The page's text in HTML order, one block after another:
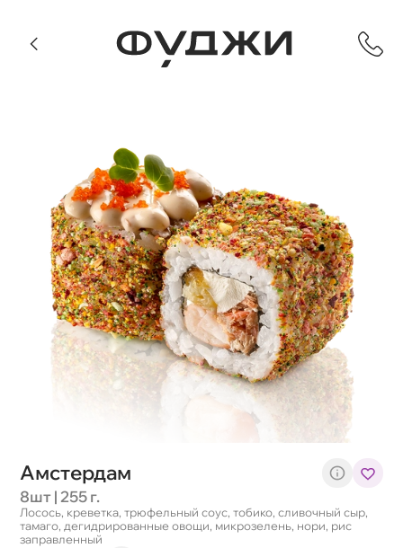
Амстердам
8шт | 255 г.
Лосось, креветка, трюфельный соус, тобико, сливочный сыр,
тамаго, дегидрированные овощи, микрозелень, нори, рис
заправленный